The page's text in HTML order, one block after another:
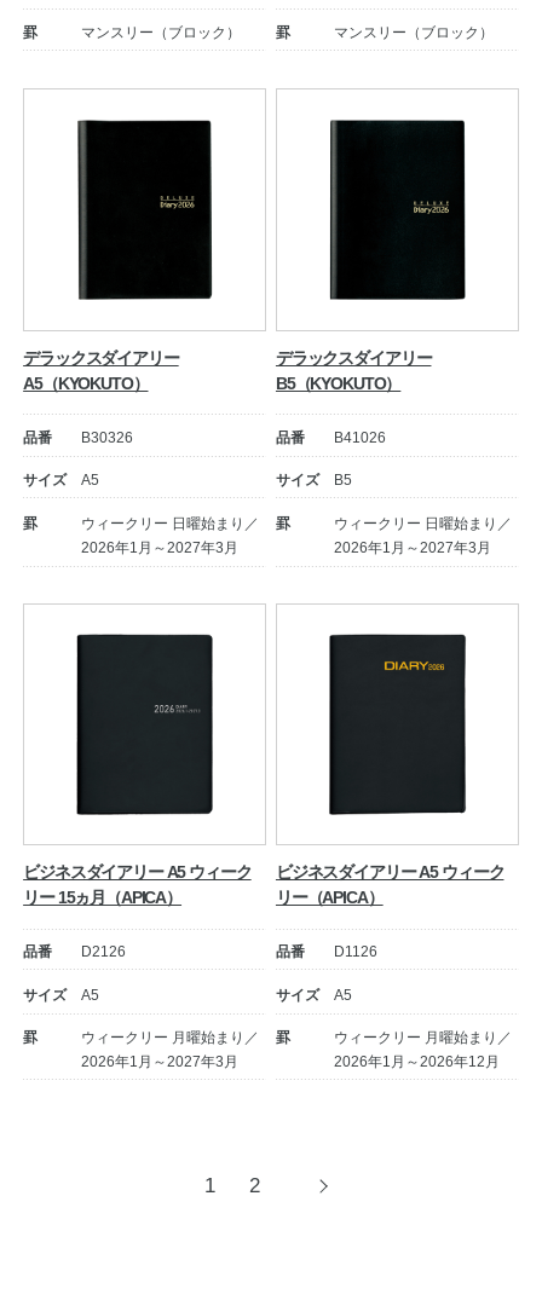
罫 マンスリー（ブロック） 罫 マンスリー（ブロック）
デラックスダイアリー
A5（KYOKUTO）
品番 B30326
サイズ A5
罫
ウィークリー 日曜始まり／
2026年1月～2027年3月
デラックスダイアリー
B5（KYOKUTO）
品番 B41026
サイズ B5
罫
ウィークリー 日曜始まり／
2026年1月～2027年3月
ビジネスダイアリー A5 ウィーク
リー 15ヵ月（APICA）
品番 D2126
サイズ A5
罫
ウィークリー 月曜始まり／
2026年1月～2027年3月
ビジネスダイアリー A5 ウィーク
リー（APICA）
品番 D1126
サイズ A5
罫
ウィークリー 月曜始まり／
2026年1月～2026年12月
1 2
次